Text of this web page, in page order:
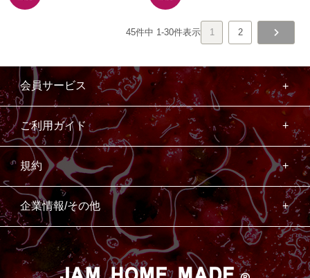
45件中 1-30件表示 1 2
会員サービス
ご利用ガイド
規約
企業情報/その他